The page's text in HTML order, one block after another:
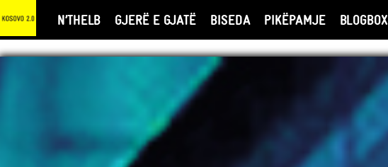
N’THELB GJERË E GJATË BISEDA PIKËPAMJE BLOGBOX